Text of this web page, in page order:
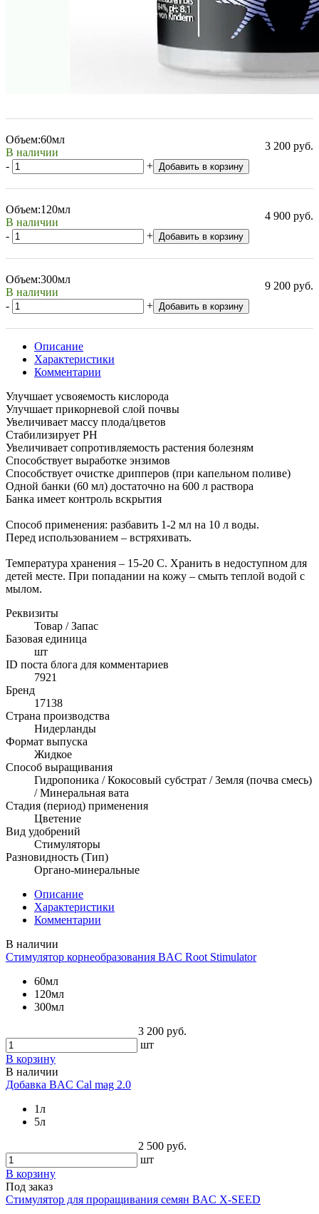
Объем:60мл
В наличии
3 200 руб.
-
+ Добавить в корзину
Объем:120мл
В наличии
4 900 руб.
-
+ Добавить в корзину
Объем:300мл
В наличии
9 200 руб.
-
+ Добавить в корзину
Описание
Характеристики
Комментарии
Улучшает усвояемость кислорода
Улучшает прикорневой слой почвы
Увеличивает массу плода/цветов
Стабилизирует РН
Увеличивает сопротивляемость растения болезням
Способствует выработке энзимов
Способствует очистке дрипперов (при капельном поливе)
Одной банки (60 мл) достаточно на 600 л раствора
Банка имеет контроль вскрытия
Способ применения: разбавить 1-2 мл на 10 л воды.
Перед использованием – встряхивать.
Температура хранения – 15-20 С. Хранить в недоступном для
детей месте. При попадании на кожу – смыть теплой водой с
мылом.
Реквизиты
Товар / Запас
Базовая единица
шт
ID поста блога для комментариев
7921
Бренд
17138
Страна производства
Нидерланды
Формат выпуска
Жидкое
Способ выращивания
Гидропоника / Кокосовый субстрат / Земля (почва смесь)
/ Минеральная вата
Стадия (период) применения
Цветение
Вид удобрений
Стимуляторы
Разновидность (Тип)
Органо-минеральные
Описание
Характеристики
Комментарии
В наличии
Стимулятор корнеобразования BAC Root Stimulator
60мл
120мл
300мл
3 200 руб.
шт
В корзину
В наличии
Добавка BAC Cal mag 2.0
1л
5л
2 500 руб.
шт
В корзину
Под заказ
Стимулятор для проращивания семян BAC X-SEED